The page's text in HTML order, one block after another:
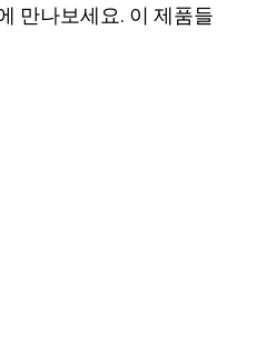
만나보세요. 이 제품들